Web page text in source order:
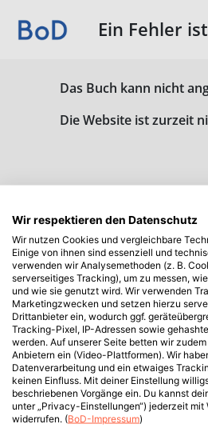
Ein Fehler
Das Buch kann nicht
Die Website ist zurzeit
Wir respektieren den Datenschutz
Wir nutzen Cookies und vergleichbare
Einige von ihnen sind essenziell und
verwenden wir Analysemethoden (z. B.
serverseitiges Tracking), um zu messen,
und wie sie genutzt wird. Wir verwenden
Marketingzwecken und setzen hierzu
Drittanbieter ein, wodurch ggf.
Tracking-Pixel, IP-Adressen sowie
werden. Auf unserer Seite betten wir
Anbietern ein (Video-Plattformen). Wir
Datenverarbeitung und ein etwaiges
keinen Einfluss. Mit deiner Einstellung
beschriebenen Vorgänge ein. Du kannst
unter „Privacy-Einstellungen“) jederzeit
widerrufen. (BoD-Impressum)